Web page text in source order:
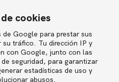
nuestra “marca
de trabajo globalizado
y conseguir que
empleadores que de
nuestra existencia.
cookies
Google para prestar sus
tráfico. Tu dirección IP y
con Google, junto con las
seguridad, para garantizar
estadísticas de uso y
abusos.